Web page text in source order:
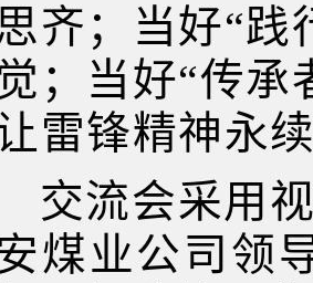
齐；当好“践
；当好“传承
雷锋精神永
交流会采用
煤业公司领